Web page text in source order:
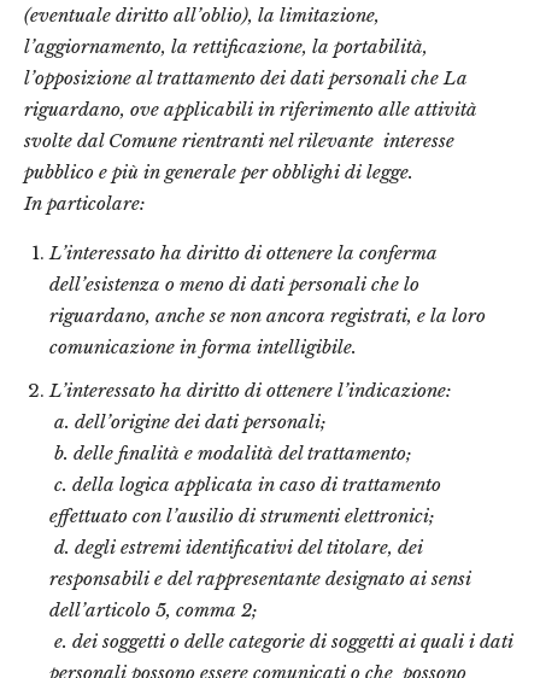
(eventuale diritto all’oblio), la limitazione,
l’aggiornamento, la rettificazione, la portabilità,
l’opposizione al trattamento dei dati personali che La
riguardano, ove applicabili in riferimento alle attività
svolte dal Comune rientranti nel rilevante interesse
pubblico e più in generale per obblighi di legge.
In particolare:
L’interessato ha diritto di ottenere la conferma
dell’esistenza o meno di dati personali che lo
riguardano, anche se non ancora registrati, e la loro
comunicazione in forma intelligibile.
L’interessato ha diritto di ottenere l’indicazione:
a. dell’origine dei dati personali;
b. delle finalità e modalità del trattamento;
c. della logica applicata in caso di trattamento
effettuato con l’ausilio di strumenti elettronici;
d. degli estremi identificativi del titolare, dei
responsabili e del rappresentante designato ai sensi
dell’articolo 5, comma 2;
e. dei soggetti o delle categorie di soggetti ai quali i dati
personali possono essere comunicati o che possono